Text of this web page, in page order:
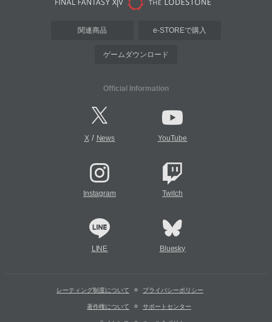
関連商品 e-STOREで購入
ゲームダウンロード
Official Information
X/ News YouTube
Instagram Twitch
LINE Bluesky
レーティング制度について プライバシーポリシー
著作権について サポートセンター